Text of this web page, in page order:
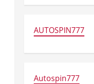
AUTOSPIN777
Autospin777